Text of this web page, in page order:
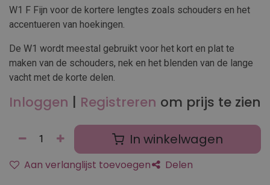
W1 F Fijn voor de kortere lengtes zoals schouders en het
accentueren van hoekingen.
De W1 wordt meestal gebruikt voor het kort en plat te
maken van de schouders, nek en het blenden van de lange
vacht met de korte delen.
Inloggen | Registreren om prijs te zien
In winkelwagen
Aan verlanglijst toevoegen Delen